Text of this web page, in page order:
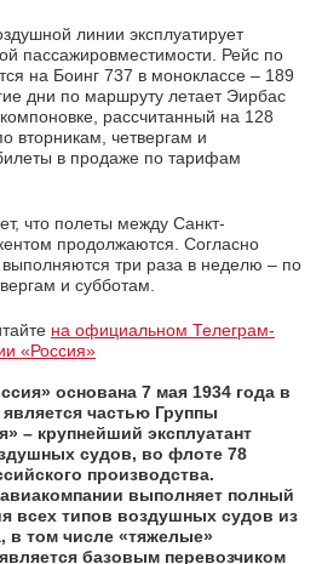
линии эксплуатирует
пассажировместимости. Рейс по
на Боинг 737 в моноклассе – 189
дни по маршруту летает Эирбас
рассчитанный на 128
вторникам, четвергам и
в продаже по тарифам
что полеты между Санкт-
продолжаются. Согласно
три раза в неделю – по
и субботам.
на официальном Телеграм-
«Россия»
основана 7 мая 1934 года в
частью Группы
– крупнейший эксплуатант
судов, во флоте 78
производства.
выполняет полный
всех типов воздушных судов из
в том числе «тяжелые»
базовым перевозчиком